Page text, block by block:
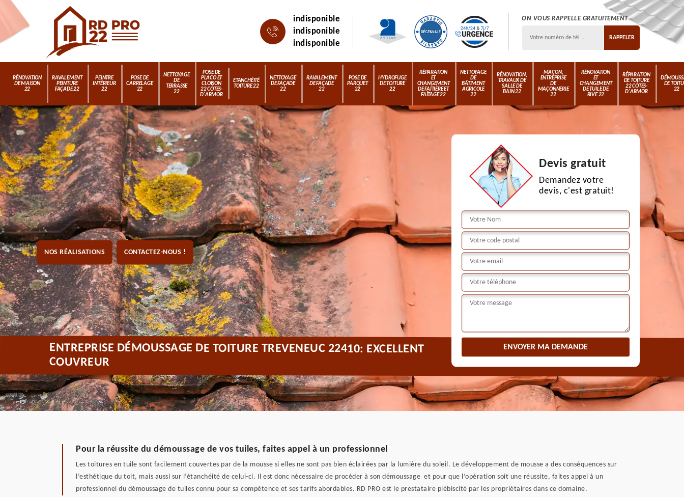
indisponible
indisponible
indisponible
ON VOUS RAPPELLE GRATUITEMENT
RÉNOVATION
DE MAISON
22
RAVALEMENT
PEINTURE
FAÇADE 22
PEINTRE
INTÉRIEUR
22
POSE DE
CARRELAGE
22
NETTOYAGE
DE
TERRASSE
22
POSE DE
PLACO ET
CLOISON
22 CÔTES-
D'ARMOR
ETANCHÉITÉ
TOITURE 22
NETTOYAGE
DE FAÇADE
22
RAVALEMENT
DE FAÇADE
22
POSE DE
PARQUET
22
HYDROFUGE
DE TOITURE
22
RÉPARATION
ET
CHANGEMENT
DE FAÎTIÈRE ET
FAÎTAGE 22
NETTOYAGE
DE
BÂTIMENT
AGRICOLE
22
RÉNOVATION,
TRAVAUX DE
SALLE DE
BAIN 22
MAÇON,
ENTREPRISE
DE
MAÇONNERIE
22
RÉNOVATION
ET
CHANGEMENT
DE TUILE DE
RIVE 22
RÉPARATION
DE TOITURE
22 CÔTES-
D'ARMOR
DE
22
NOS RÉALISATIONS CONTACTEZ-NOUS !
Devis gratuit
Demandez votre
devis, c'est gratuit!
ENTREPRISE DÉMOUSSAGE DE TOITURE TREVENEUC 22410: EXCELLENT
COUVREUR
Pour la réussite du démoussage de vos tuiles, faites appel à un professionnel
Les toitures en tuile sont facilement couvertes par de la mousse si elles ne sont pas bien éclairées par la lumière du soleil. Le développement de mousse a des conséquences sur
l’esthétique du toit, mais aussi sur l’étanchéité de celui-ci. Il est donc nécessaire de procéder à son démoussage et pour que l’opération soit une réussite, faites appel à un
professionnel du démoussage de tuiles connu pour sa compétence et ses tarifs abordables. RD PRO est le prestataire plébiscité par les propriétaires dans ce domaine.